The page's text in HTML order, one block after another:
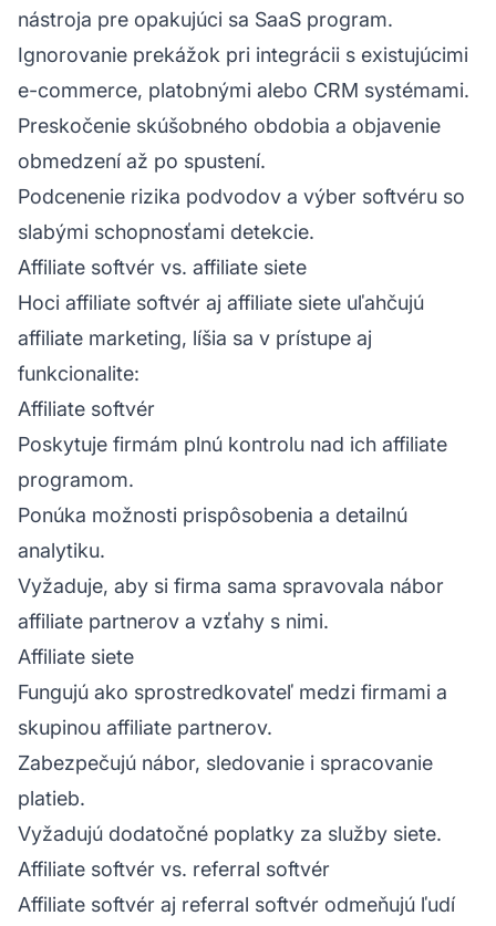
nástroja pre opakujúci sa SaaS program.
Ignorovanie prekážok pri integrácii s existujúcimi
e-commerce, platobnými alebo CRM systémami.
Preskočenie skúšobného obdobia a objavenie
obmedzení až po spustení.
Podcenenie rizika podvodov a výber softvéru so
slabými schopnosťami detekcie.
Affiliate softvér vs. affiliate siete
Hoci affiliate softvér aj affiliate siete uľahčujú
affiliate marketing, líšia sa v prístupe aj
funkcionalite:
Affiliate softvér
Poskytuje firmám plnú kontrolu nad ich affiliate
programom.
Ponúka možnosti prispôsobenia a detailnú
analytiku.
Vyžaduje, aby si firma sama spravovala nábor
affiliate partnerov a vzťahy s nimi.
Affiliate siete
Fungujú ako sprostredkovateľ medzi firmami a
skupinou affiliate partnerov.
Zabezpečujú nábor, sledovanie i spracovanie
platieb.
Vyžadujú dodatočné poplatky za služby siete.
Affiliate softvér vs. referral softvér
Affiliate softvér aj referral softvér odmeňujú ľudí